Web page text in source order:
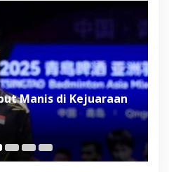
Manis di Kejuaraan